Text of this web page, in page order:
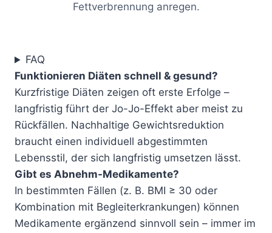
Fettverbrennung anregen.
FAQ
Funktionieren Diäten schnell & gesund?
Kurzfristige Diäten zeigen oft erste Erfolge –
langfristig führt der Jo-Jo-Effekt aber meist zu
Rückfällen. Nachhaltige Gewichtsreduktion
braucht einen individuell abgestimmten
Lebensstil, der sich langfristig umsetzen lässt.
Gibt es Abnehm-Medikamente?
In bestimmten Fällen (z. B. BMI ≥ 30 oder
Kombination mit Begleiterkrankungen) können
Medikamente ergänzend sinnvoll sein – immer im